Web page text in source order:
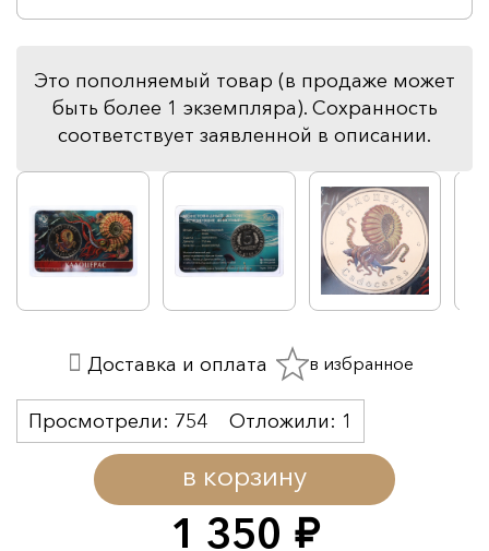
Это пополняемый товар (в продаже может
быть более 1 экземпляра). Сохранность
соответствует заявленной в описании.
1 350 руб.
в корзину
Просмотрели: 754 Отложили: 1
Доставка и оплата в избранное